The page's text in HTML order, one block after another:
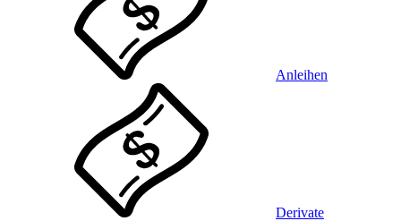
Anleihen
Derivate